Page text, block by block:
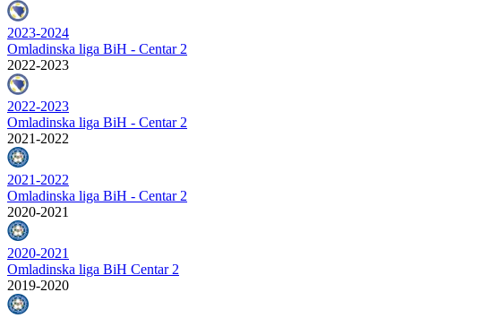
2023-2024
Omladinska liga BiH - Centar 2
2022-2023
2022-2023
Omladinska liga BiH - Centar 2
2021-2022
2021-2022
Omladinska liga BiH - Centar 2
2020-2021
2020-2021
Omladinska liga BiH Centar 2
2019-2020